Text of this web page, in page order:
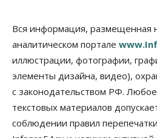
Бизнес
В Новосибирске
профессиональное
10 Августа 2026, 13:30
Недвижимость
Антон Рехтин: Вместе
10 Августа 2026, 13:15
Бизнес
Вся информация, размещенная
аналитическом портале
иллюстрации, фотографии,
элементы дизайна, видео),
с законодательством РФ.
текстовых материалов
соблюдении правил